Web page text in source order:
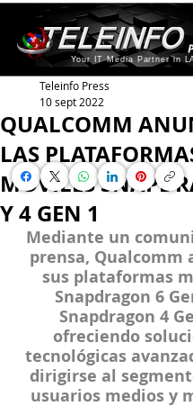
Your IT Media Partner in
QUALCOMM
LAS
MOVILES
Y 4 GEN 1
Teleinfo Press
10 sept 2022
Mediante un
prensa, Qualcomm
sus plataformas
Snapdragon 6
Snapdragon 4
ofreciendo
tecnológicas
dirigirse al
usuarios medios y